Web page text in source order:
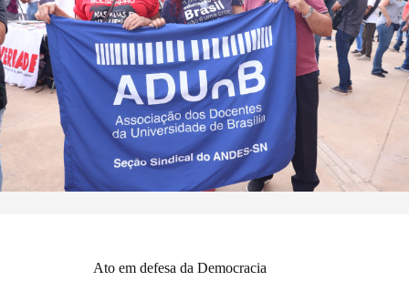
Ato em defesa da Democracia